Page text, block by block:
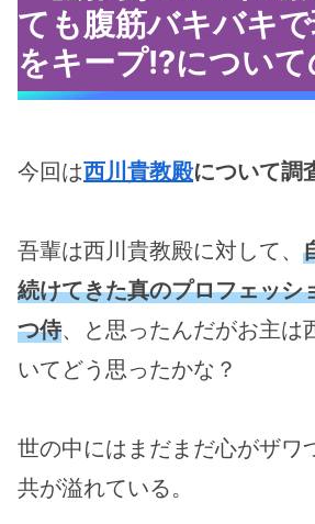
ても腹筋バキバキ
をキープ!?について
今回は西川貴教殿について調
吾輩は西川貴教殿に対して、
続けてきた真のプロフェッシ
つ侍、と思ったんだがお主は
いてどう思ったかな？
世の中にはまだまだ心がザワ
共が溢れている。